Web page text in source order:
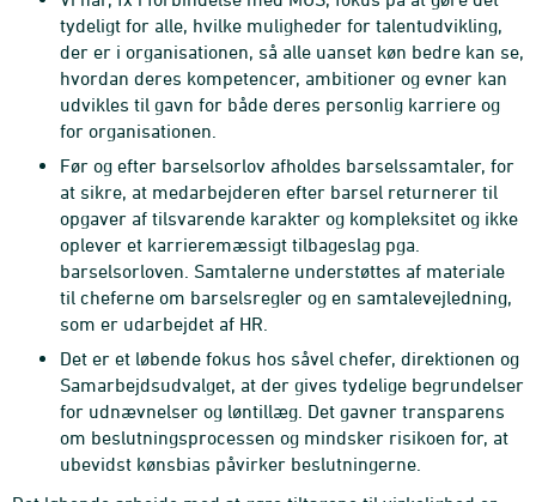
tydeligt for alle, hvilke muligheder for talentudvikling,
der er i organisationen, så alle uanset køn bedre kan se,
hvordan deres kompetencer, ambitioner og evner kan
udvikles til gavn for både deres personlig karriere og
for organisationen.
Før og efter barselsorlov afholdes barselssamtaler, for
at sikre, at medarbejderen efter barsel returnerer til
opgaver af tilsvarende karakter og kompleksitet og ikke
oplever et karrieremæssigt tilbageslag pga.
barselsorloven. Samtalerne understøttes af materiale
til cheferne om barselsregler og en samtalevejledning,
som er udarbejdet af HR.
Det er et løbende fokus hos såvel chefer, direktionen og
Samarbejdsudvalget, at der gives tydelige begrundelser
for udnævnelser og løntillæg. Det gavner transparens
om beslutningsprocessen og mindsker risikoen for, at
ubevidst kønsbias påvirker beslutningerne.